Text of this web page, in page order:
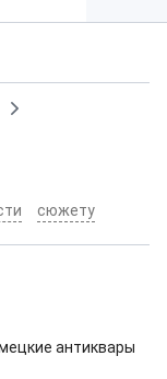
сюжету
антиквары